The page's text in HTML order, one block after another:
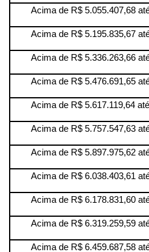
Acima de R$ 5.055.407,68
Acima de R$ 5.195.835,67
Acima de R$ 5.336.263,66
Acima de R$ 5.476.691,65
Acima de R$ 5.617.119,64
Acima de R$ 5.757.547,63
Acima de R$ 5.897.975,62
Acima de R$ 6.038.403,61
Acima de R$ 6.178.831,60
Acima de R$ 6.319.259,59
Acima de R$ 6.459.687,58